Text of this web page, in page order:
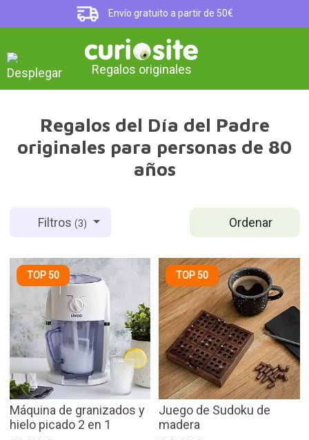
Envío gratuito a partir de 50€
Regalos originales
Regalos del Día del Padre
originales para personas de 80
años
Ordenar
Filtros(3)
TOP 50
Máquina de granizados y
hielo picado 2 en 1
TOP 50
Juego de Sudoku de
madera